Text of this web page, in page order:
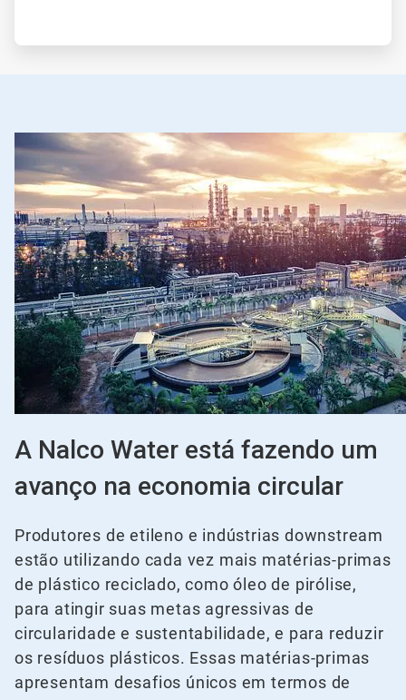
A Nalco Water está fazendo um
avanço na economia circular
Produtores de etileno e indústrias downstream
estão utilizando cada vez mais matérias-primas
de plástico reciclado, como óleo de pirólise,
para atingir suas metas agressivas de
circularidade e sustentabilidade, e para reduzir
os resíduos plásticos. Essas matérias-primas
apresentam desafios únicos em termos de